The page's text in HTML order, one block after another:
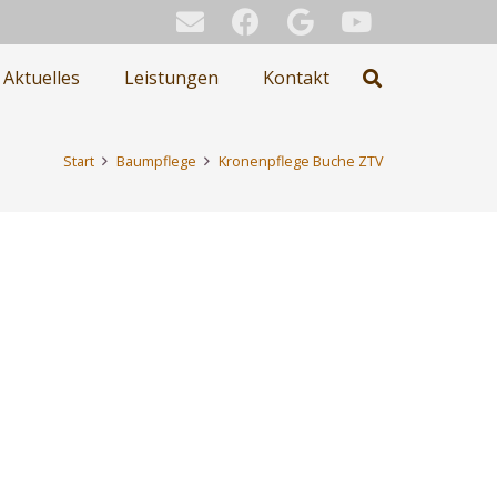
Aktuelles Leistungen Kontakt
Start Baumpflege Kronenpflege Buche ZTV